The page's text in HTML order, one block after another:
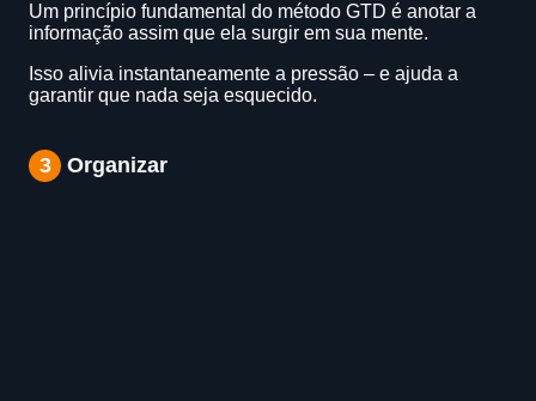
Um princípio fundamental do método GTD é anotar a
informação assim que ela surgir em sua mente.
Isso alivia instantaneamente a pressão – e ajuda a
garantir que nada seja esquecido.
3 Organizar